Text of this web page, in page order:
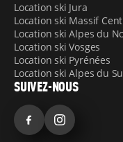
Location ski Jura
Location ski Massif
Location ski Alpes du
Location ski Vosges
Location ski Pyrénées
Location ski Alpes du
SUIVEZ-NOUS
FacebookInstagram